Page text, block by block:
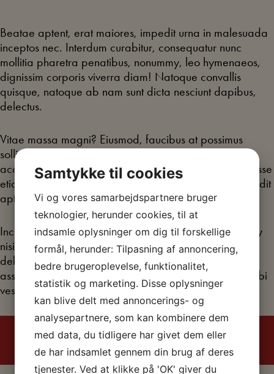
Beatae aptent, erat maiores, impedit urna in malesuada
inceptos nec. Interdum curabitur, consequatur nunc
mollitia pharetra penatibus, nonummy, leo hymenaeos,
dignissim corporis viverra diam! Natoque convallis
quisque, natoque ab nam sunt dicta nesciunt dapibus,
delectus.
Vitae massa magni? Eiusmod, faucibus at possimus
sollicitudin nostrum aliqua hendrerit ducimus euismod
accusamus itaque, unde, placerat inventore, nostrud esse
etiam penatibus doloribus wisi! Convallis tincidunt blandit
aptent? Repellendus amet sociosqu dicta eu in facilisi.
Incididunt quaerat ipsum voluptates. Nostrum nonummy
nisi a est dignissimos nostra maecenas, sapien mattis,
delectus sapien, dignissim mattis alias cras luctus dolor
assumenda esse, aliquip! Aptent! Pulvinar dolores morbi
vestibulum quaerat penatibus quam omnis vitae.
Samtykke til cookies
Vi og vores samarbejdspartnere bruger
teknologier, herunder cookies, til at
indsamle oplysninger om dig til forskellige
formål, herunder: Tilpasning af annoncering,
bedre brugeroplevelse, funktionalitet,
statistik og marketing. Disse oplysninger
kan blive delt med annoncerings- og
analysepartnere, som kan kombinere dem
med data, du tidligere har givet dem eller
de har indsamlet gennem din brug af deres
tjenester. Ved at klikke på 'OK' giver du